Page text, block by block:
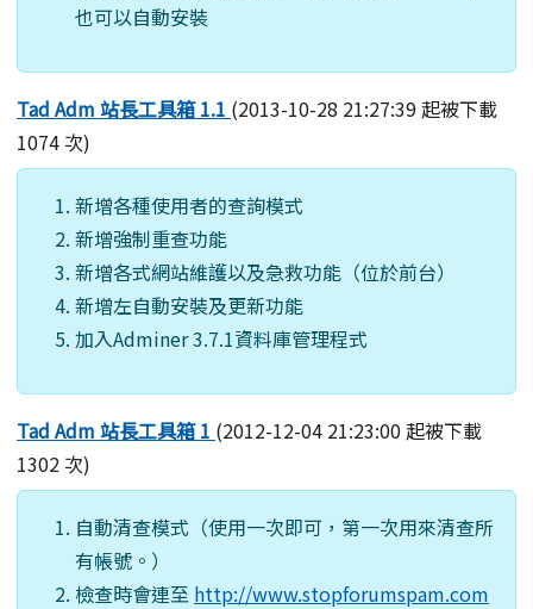
也可以自動安裝
Tad Adm 站長工具箱 1.1 (2013-10-28 21:27:39 起被下載
1074 次)
新增各種使用者的查詢模式
新增強制重查功能
新增各式網站維護以及急救功能（位於前台）
新增左自動安裝及更新功能
加入Adminer 3.7.1資料庫管理程式
Tad Adm 站長工具箱 1 (2012-12-04 21:23:00 起被下載
1302 次)
自動清查模式（使用一次即可，第一次用來清查所
有帳號。）
檢查時會連至 http://www.stopforumspam.com